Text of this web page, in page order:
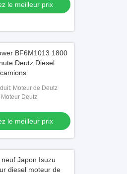
le meilleur prix
BF6M1013 1800
Deutz Diesel
Moteur de Deutz
Deutz
le meilleur prix
Japon Isuzu
diesel moteur de